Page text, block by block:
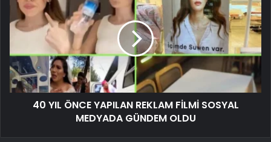
40 YIL ÖNCE YAPILAN REKLAM FİLMİ SOSYAL
MEDYADA GÜNDEM OLDU